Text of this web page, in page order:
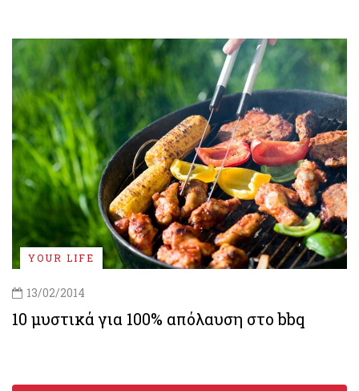
YOUR LIFE
13/02/2014
10 μυστικά για 100% απόλαυση στο bbq